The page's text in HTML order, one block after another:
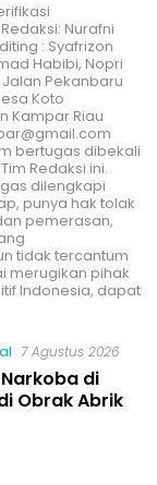
Nurafni
: Syafrizon
Habibi, Nopri
Pekanbaru
Koto
Kampar Riau
bertugas dibekali
Redaksi ini.
dilengkapi
punya hak tolak
pemerasan,
tidak tercantum
merugikan pihak
Indonesia, dapat
7 Agustus 2026
di
Obrak Abrik